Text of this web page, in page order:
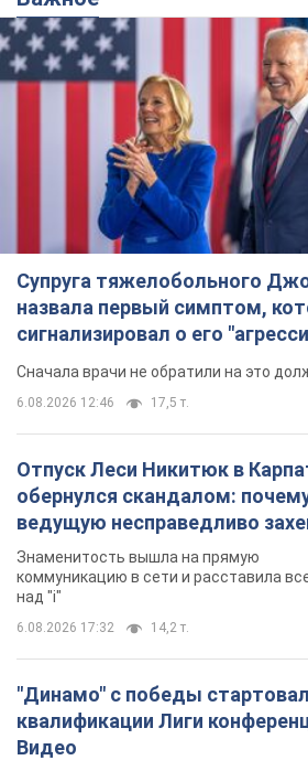
Супруга тяжелобольного
назвала первый симптом,
сигнализировал о его
Сначала врачи не обратили на это
6.08.2026 12:46 17,5 т.
Отпуск Леси Никитюк в
обернулся скандалом:
ведущую несправедливо
Знаменитость вышла на прямую
коммуникацию в сети и расставила
над "i"
6.08.2026 17:32 14,2 т.
"Динамо" с победы
квалификации Лиги
Видео